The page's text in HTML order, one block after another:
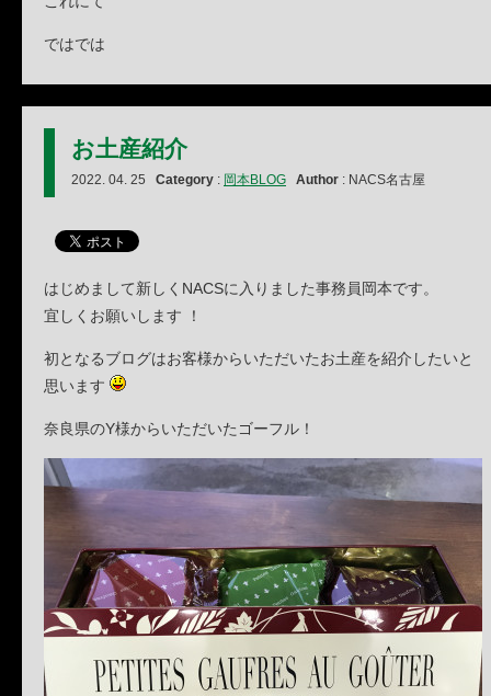
ではでは
お土産紹介
2022. 04. 25 Category : 岡本BLOG Author : NACS名古屋
はじめまして新しくNACSに入りました事務員岡本です。
宜しくお願いします ！
初となるブログはお客様からいただいたお土産を紹介したいと
思います
奈良県のY様からいただいたゴーフル！